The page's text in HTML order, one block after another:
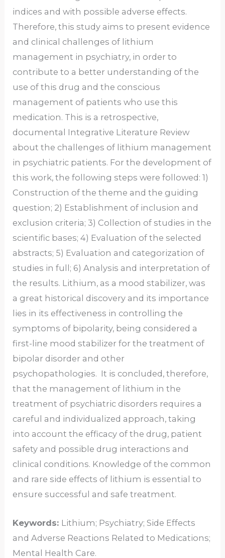
indices and with possible adverse effects.
Therefore, this study aims to present evidence
and clinical challenges of lithium
management in psychiatry, in order to
contribute to a better understanding of the
use of this drug and the conscious
management of patients who use this
medication. This is a retrospective,
documental Integrative Literature Review
about the challenges of lithium management
in psychiatric patients. For the development of
this work, the following steps were followed: 1)
Construction of the theme and the guiding
question; 2) Establishment of inclusion and
exclusion criteria; 3) Collection of studies in the
scientific bases; 4) Evaluation of the selected
abstracts; 5) Evaluation and categorization of
studies in full; 6) Analysis and interpretation of
the results. Lithium, as a mood stabilizer, was
a great historical discovery and its importance
lies in its effectiveness in controlling the
symptoms of bipolarity, being considered a
first-line mood stabilizer for the treatment of
bipolar disorder and other
psychopathologies. It is concluded, therefore,
that the management of lithium in the
treatment of psychiatric disorders requires a
careful and individualized approach, taking
into account the efficacy of the drug, patient
safety and possible drug interactions and
clinical conditions. Knowledge of the common
and rare side effects of lithium is essential to
ensure successful and safe treatment.
Keywords: Lithium; Psychiatry; Side Effects
and Adverse Reactions Related to Medications;
Mental Health Care.